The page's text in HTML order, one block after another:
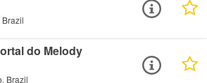
do Melody
Brazil